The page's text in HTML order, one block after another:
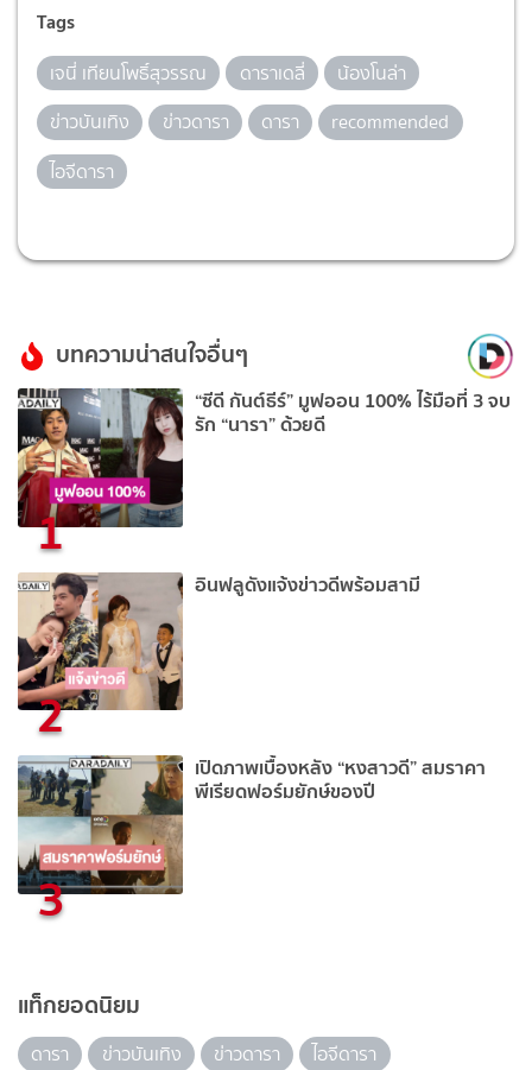
Tags
เจนี่ เทียนโพธิ์สุวรรณ ดาราเดลี่
น้องโนล่า
ข่าวบันเทิง
ข่าวดารา ดารา
recommended
ไอจีดารา
บทความน่าสนใจอื่นๆ
1
“ซีดี กันต์ธีร์” มูฟออน 100% ไร้มือที่ 3 จบ
รัก “นารา” ด้วยดี
2
อินฟลูดังแจ้งข่าวดีพร้อมสามี
3
เปิดภาพเบื้องหลัง “หงสาวดี” สมราคา
พีเรียดฟอร์มยักษ์ของปี
แท็กยอดนิยม
ดารา ข่าวบันเทิง ข่าวดารา
ไอจีดารา